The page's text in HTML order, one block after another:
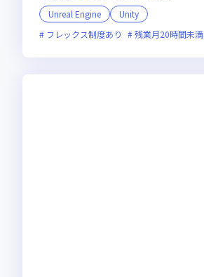
Unreal Engine
Unity
フレックス制度あり
残業月20時間未満